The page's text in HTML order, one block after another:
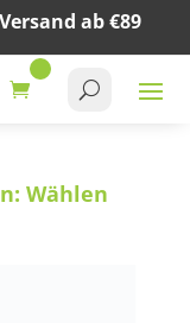
ab €89
Wählen